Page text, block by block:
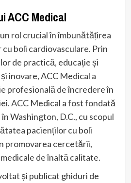
ACC Medical
rol crucial în îmbunătățirea
boli cardiovasculare. Prin
de practică, educație și
inovare, ACC Medical a
profesională de încredere în
ACC Medical a fost fondată
Washington, D.C., cu scopul
pacienților cu boli
promovarea cercetării,
de înaltă calitate.
și publicat ghiduri de